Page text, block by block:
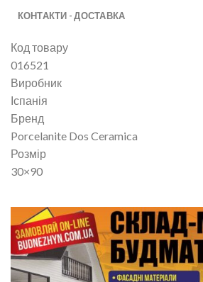
КОНТАКТИ - ДОСТАВКА
Код товару
016521
Виробник
Іспанія
Бренд
Porcelanite Dos Ceramica
Розмір
30×90